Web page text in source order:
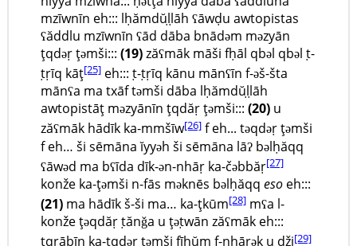
mzīwnīn eh::: lḥămdŭḷḷāh ʕāwḍu awtopistas
ʕăddlu mzīwnīn ʕād dāba bnādəm məzyān
ţqdəṛ ţəmši::: (19)zăʕmāk māši fḥāl qbəl qbəl ṭ-
ṭṛīq kāţ[25] eh::: ṭ-ṭṛīq kānu mānʕīn f-əš-šta
mānʕa ma txāf təmši dāba lḥămdŭḷḷāh
awtopistāţ məzyānīn ţqdăṛ ţəmši::: (20) u
zăʕmāk hādīk ka-mmšīw[26] f eh... təqdəṛ ţəmši
f eh… ši sēmāna ĭyyəh ši sēmāna lāʔ bəlḥăqq
ʕāwəd ma bʕīda dīk-ən-nhāṛ ka-čəbbăṛ[27]
konže ka-ţəmši n-fās məknēs bəlḥăqq eso eh:::
(21) ma hādīk š-ši ma… ka-ţkūm[28] mʕa l-
konže ţəqdăṛ ṭănǧa u ţəṭwān zăʕmāk eh:::
ţqṛābīn ka-ţqdəṛ ţəmši fīhŭm f-nhāṛək u dži[29]